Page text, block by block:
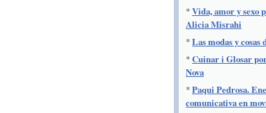
*Vida, amor y sexo
Alicia Misrahi
*Las modas y cosas
*Cuinar i Glosar
Nova
*Paqui Pedrosa.
comunicativa en